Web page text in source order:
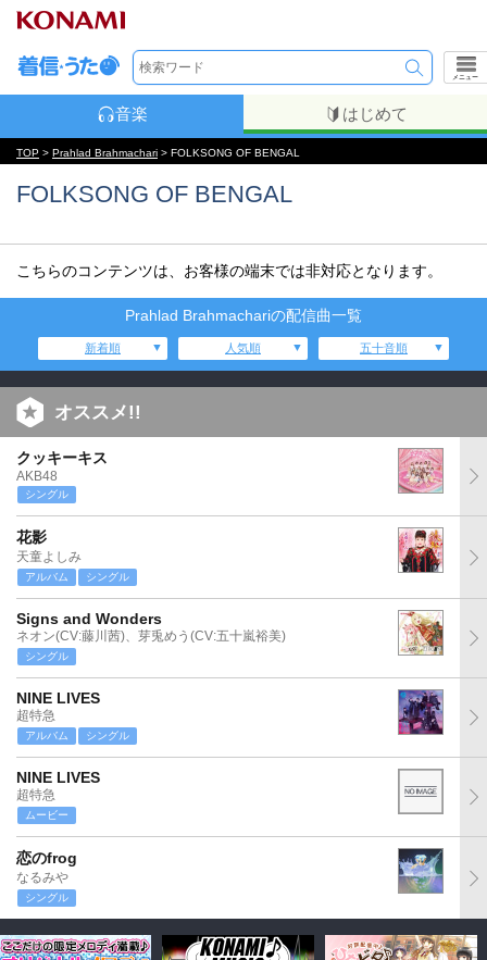
メニュー
音楽 はじめて
TOP > Prahlad Brahmachari > FOLKSONG OF BENGAL
FOLKSONG OF BENGAL
こちらのコンテンツは、お客様の端末では非対応となります。
Prahlad Brahmachariの配信曲一覧
新着順 人気順 五十音順
オススメ!!
クッキーキス
AKB48
シングル
花影
天童よしみ
アルバム シングル
Signs and Wonders
ネオン(CV:藤川茜)、芽兎めう(CV:五十嵐裕美)
シングル
NINE LIVES
超特急
アルバム シングル
NINE LIVES
超特急
ムービー
恋のfrog
なるみや
シングル